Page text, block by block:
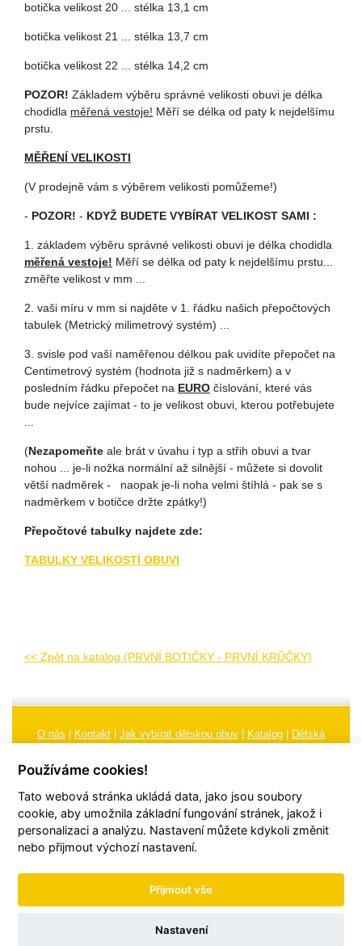
botička velikost 20 ... stélka 13,1 cm
botička velikost 21 ... stélka 13,7 cm
botička velikost 22 ... stélka 14,2 cm
POZOR! Základem výběru správné velikosti obuvi je délka
chodidla měřená vestoje! Měří se délka od paty k nejdelšímu
prstu.
MĚŘENÍ VELIKOSTI
(V prodejně vám s výběrem velikosti pomůžeme!)
- POZOR! - KDYŽ BUDETE VYBÍRAT VELIKOST SAMI :
1. základem výběru správné velikosti obuvi je délka chodidla
měřená vestoje! Měří se délka od paty k nejdelšímu prstu...
změřte velikost v mm ...
2. vaši míru v mm si najděte v 1. řádku našich přepočtových
tabulek (Metrický milimetrový systém) ...
3. svisle pod vaší naměřenou délkou pak uvidíte přepočet na
Centimetrový systém (hodnota již s nadměrkem) a v
posledním řádku přepočet na EURO číslování, které vás
bude nejvíce zajímat - to je velikost obuvi, kterou potřebujete
(Nezapomeňte ale brát v úvahu i typ a střih obuvi a tvar
nohou ... je-li nožka normální až silnější - můžete si dovolit
větší nadměrek - naopak je-li noha velmi štíhlá - pak se s
nadměrkem v botičce držte zpátky!)
Přepočtové tabulky najdete zde:
TABULKY VELIKOSTÍ OBUVI
<< Zpět na katalog (PRVNÍ BOTIČKY - PRVNÍ KRŮČKY)
O nás Kontakt Jak vybírat dětskou obuv Katalog
Dětská
obuvi, pokyny a informace k reklamaci Nastavení cookies
© 2026TORI, s.r.o.| Všechna práva vyhrazena | Web vytvořil
Používáme cookies!
Tato webová stránka ukládá data, jako jsou soubory
cookie, aby umožnila základní fungování stránek, jakož i
personalizaci a analýzu. Nastavení můžete kdykoli změnit
nebo přijmout výchozí nastavení.
Přijmout vše
Nastavení